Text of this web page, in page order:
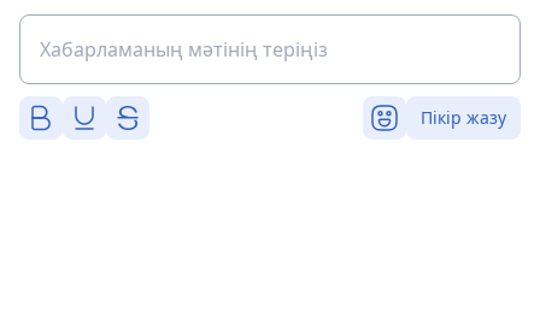
Пікір жазу